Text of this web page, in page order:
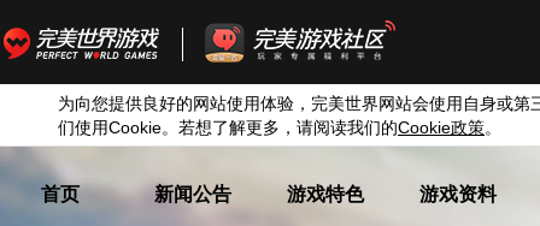
为向您提供良好的网站使用体验，完美世界网站会使用自身或第
们使用Cookie。若想了解更多，请阅读我们的Cookie政策。
首页 新闻公告 游戏特色 游戏资料